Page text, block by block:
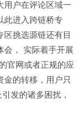
用户在评论区域一
此进入跨链桥专
区挑选源链还有目
会， 实际着手开展
官网或者正规的应
金的转移，用户只
发的诸多困扰，